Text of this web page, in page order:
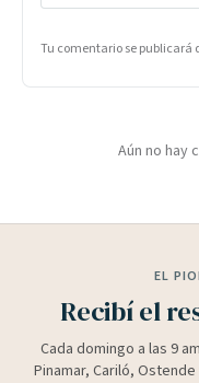
Tu comentario se publicará
Aún no hay
EL
Recibí el
Cada domingo a las 9
Pinamar, Cariló,